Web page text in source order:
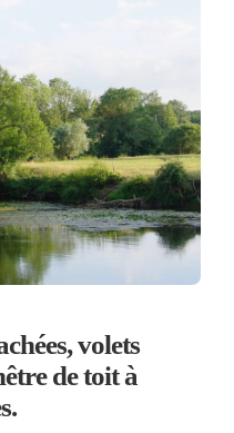
volets
de toit à